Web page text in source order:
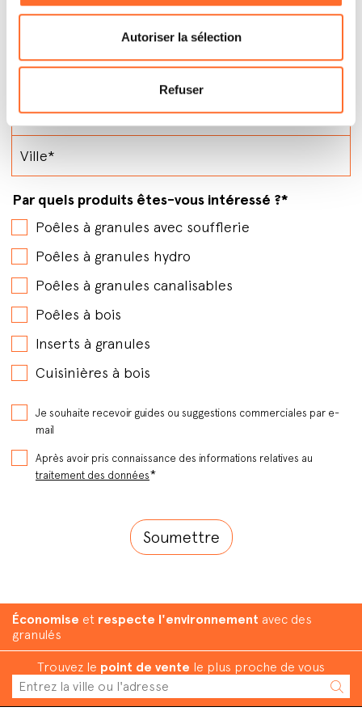
Autoriser la sélection
Refuser
Par quels produits êtes-vous intéressé ?*
Poêles à granules avec soufflerie
Poêles à granules hydro
Poêles à granules canalisables
Poêles à bois
Inserts à granules
Cuisinières à bois
Je souhaite recevoir guides ou suggestions commerciales par e-
mail
Après avoir pris connaissance des informations relatives au
traitement des données*
Économise et respecte l'environnement avec des
granulés
Trouvez le point de vente le plus proche de vous